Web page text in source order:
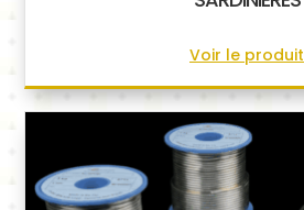
Voir le produit